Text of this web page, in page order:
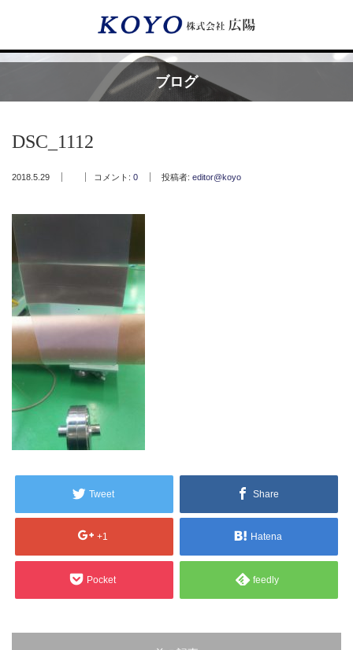
ブログ
DSC_1112
2018.5.29 コメント: 0 投稿者: editor@koyo
Tweet Share
+1 Hatena
Pocket feedly
Menu
取付工事・メンテナンス
販売製品
よくある質問
納品までの流れ
カビこんばいカタログ（PDF）
最近の記事
今まで使用が出来ないとされていた小
型ベルトコンベアでも使用可能なフッ
素樹脂ベルトを開発…
トタイプのコンベアーベルトです。ベ